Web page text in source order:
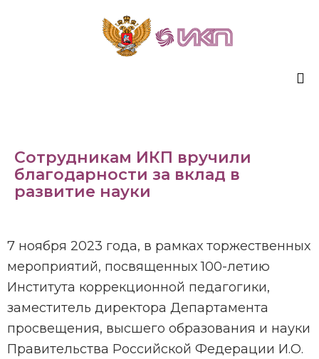
Сотрудникам ИКП вручили
благодарности за вклад в
развитие науки
7 ноября 2023 года, в рамках торжественных
мероприятий, посвященных 100-летию
Института коррекционной педагогики,
заместитель директора Департамента
просвещения, высшего образования и науки
Правительства Российской Федерации И.О.